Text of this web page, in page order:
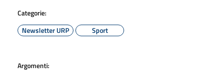
Categorie:
Newsletter URP
Sport
Argomenti: